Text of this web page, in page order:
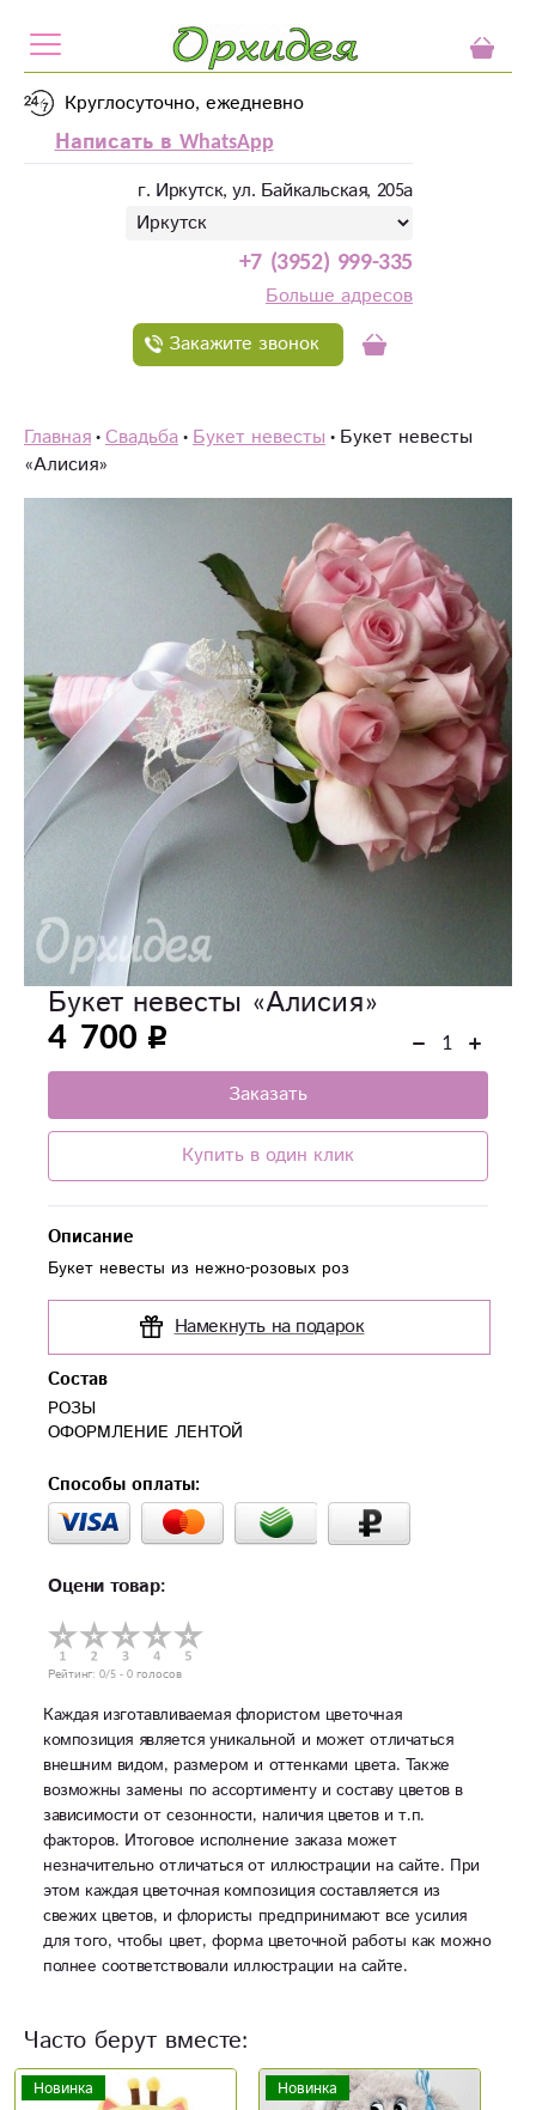
Круглосуточно, ежедневно
Написать в WhatsApp
г. Иркутск, ул. Байкальская, 205а
+7 (3952) 999-335
Больше адресов
Закажите звонок
Главная Свадьба Букет невесты Букет невесты
«Алисия»
Букет невесты «Алисия»
4 700
Заказать
Купить в один клик
Описание
Букет невесты из нежно-розовых роз
Намекнуть на подарок
Состав
РОЗЫ
ОФОРМЛЕНИЕ ЛЕНТОЙ
Способы оплаты:
Оцени товар:
Рейтинг: 0/5 - 0 голосов
Каждая изготавливаемая флористом цветочная
композиция является уникальной и может отличаться
внешним видом, размером и оттенками цвета. Также
возможны замены по ассортименту и составу цветов в
зависимости от сезонности, наличия цветов и т.п.
факторов. Итоговое исполнение заказа может
незначительно отличаться от иллюстрации на сайте. При
этом каждая цветочная композиция составляется из
свежих цветов, и флористы предпринимают все усилия
для того, чтобы цвет, форма цветочной работы как можно
полнее соответствовали иллюстрации на сайте.
Часто берут вместе:
Новинка Новинка